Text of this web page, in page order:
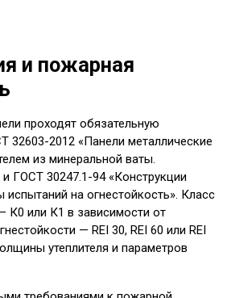
и пожарная
проходят обязательную
32603-2012 «Панели металлические
из минеральной ваты.
и ГОСТ 30247.1-94 «Конструкции
на огнестойкость». Класс
К0 или К1 в зависимости от
— REI 30, REI 60 или REI
утеплителя и параметров